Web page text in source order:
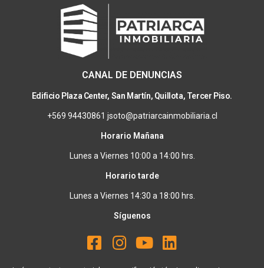
CANAL DE DENUNCIAS
Edificio Plaza Center, San Martín, Quillota, Tercer Piso.
+569 94430861 jsoto@patriarcainmobiliaria.cl
Horario Mañana
Lunes a Viernes 10:00 a 14:00 hrs.
Horario tarde
Lunes a Viernes 14:30 a 18:00 hrs.
Síguenos